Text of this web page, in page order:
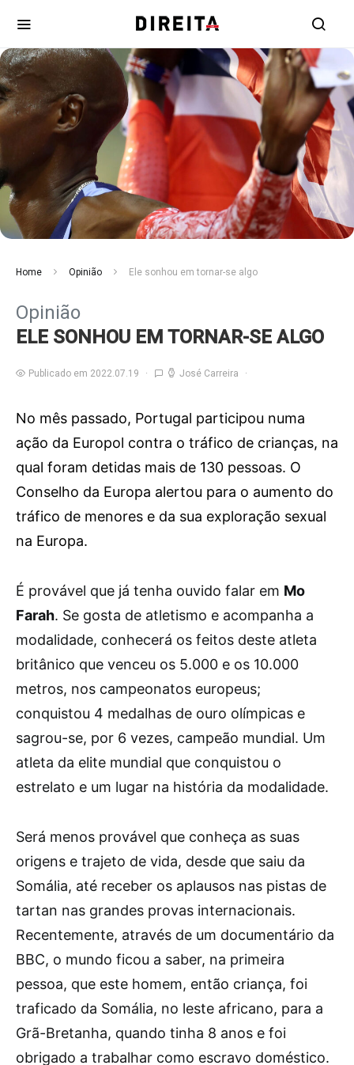
Home Opinião Ele sonhou em tornar-se algo
Opinião
ELE SONHOU EM TORNAR-SE ALGO
Publicado em 2022.07.19 José Carreira
No mês passado, Portugal participou numa
ação da Europol contra o tráfico de crianças, na
qual foram detidas mais de 130 pessoas. O
Conselho da Europa alertou para o aumento do
tráfico de menores e da sua exploração sexual
na Europa.
É provável que já tenha ouvido falar em Mo
Farah. Se gosta de atletismo e acompanha a
modalidade, conhecerá os feitos deste atleta
britânico que venceu os 5.000 e os 10.000
metros, nos campeonatos europeus;
conquistou 4 medalhas de ouro olímpicas e
sagrou-se, por 6 vezes, campeão mundial. Um
atleta da elite mundial que conquistou o
estrelato e um lugar na história da modalidade.
Será menos provável que conheça as suas
origens e trajeto de vida, desde que saiu da
Somália, até receber os aplausos nas pistas de
tartan nas grandes provas internacionais.
Recentemente, através de um documentário da
BBC, o mundo ficou a saber, na primeira
pessoa, que este homem, então criança, foi
traficado da Somália, no leste africano, para a
Grã-Bretanha, quando tinha 8 anos e foi
obrigado a trabalhar como escravo doméstico.